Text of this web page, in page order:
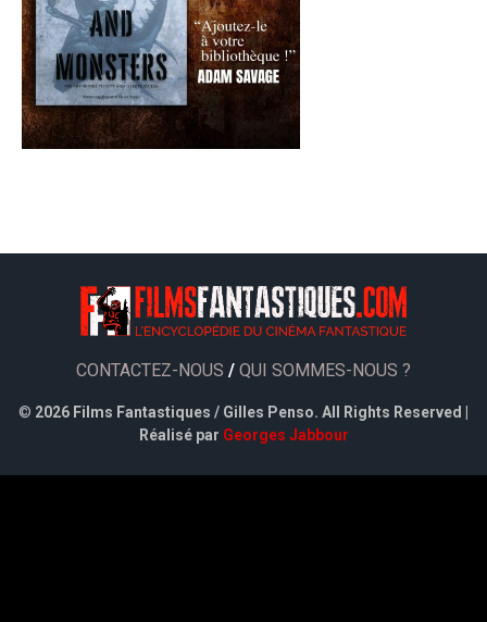
CONTACTEZ-NOUS / QUI SOMMES-NOUS ?
© 2026 Films Fantastiques / Gilles Penso. All Rights Reserved |
Réalisé par Georges Jabbour